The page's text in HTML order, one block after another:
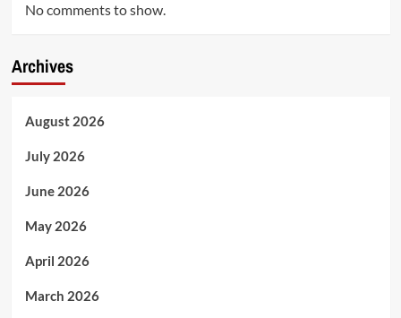
No comments to show.
Archives
August 2026
July 2026
June 2026
May 2026
April 2026
March 2026